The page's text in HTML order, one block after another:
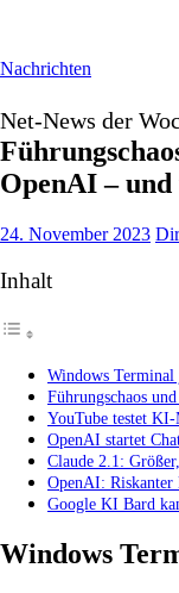
Nachrichten
Net-News der
OpenAI – und
24. November 2023
Inhalt
Windows
Führungschaos
YouTube testet
OpenAI startet
Claude 2.1:
OpenAI:
Google KI Bard
Windows